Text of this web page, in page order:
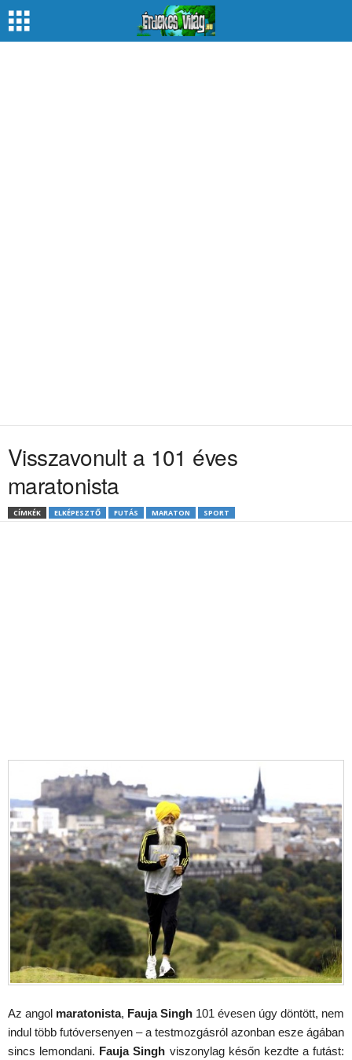
Visszavonult a 101 éves
maratonista
CÍMKÉK ELKÉPESZTŐ FUTÁS MARATON SPORT
Az angol maratonista, Fauja Singh 101 évesen úgy döntött, nem
indul több futóversenyen – a testmozgásról azonban esze ágában
sincs lemondani. Fauja Singh viszonylag későn kezdte a futást: